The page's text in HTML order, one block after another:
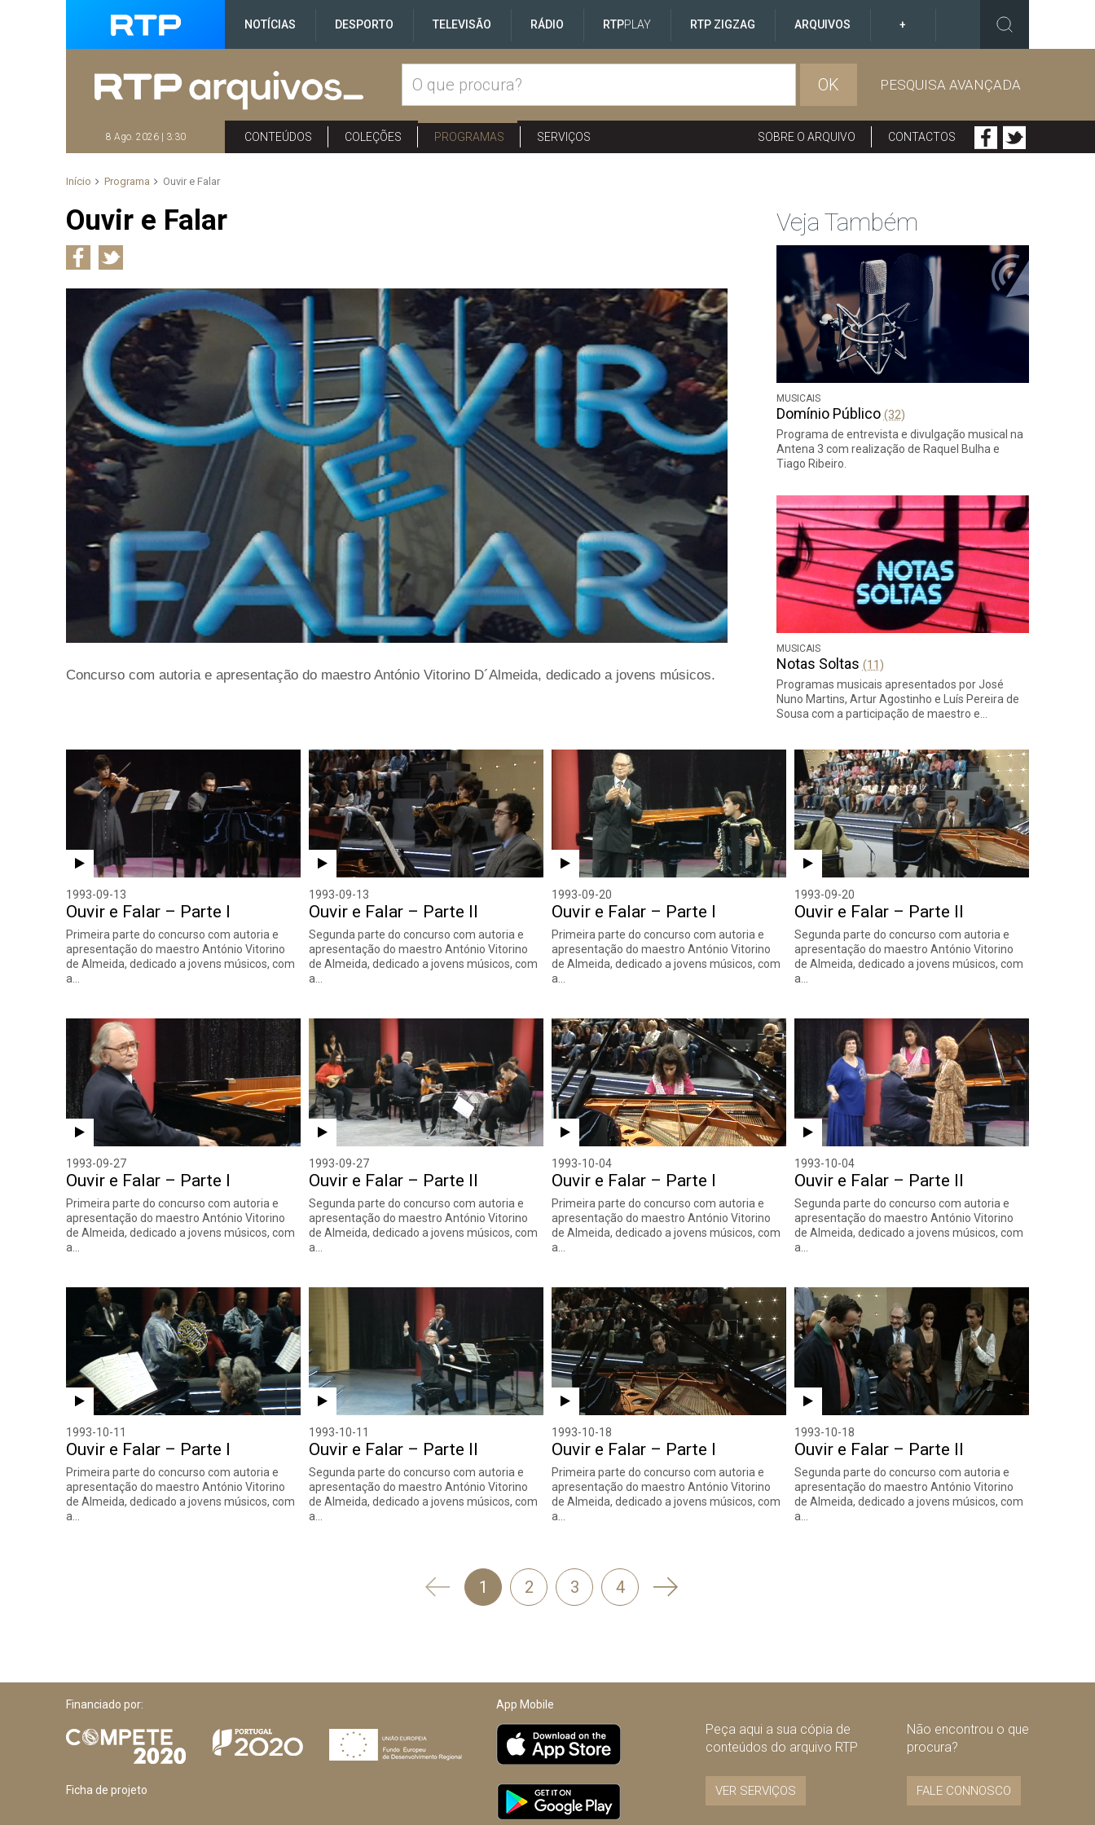
NOTÍCIAS DESPORTO TELEVISÃO RÁDIO RTPPLAY RTP ZIGZAG ARQUIVOS +
OK PESQUISA AVANÇADA
8 Ago. 2026 | 3:30 CONTEÚDOS COLEÇÕES PROGRAMAS SERVIÇOS SOBRE O ARQUIVO CONTACTOS
Início Programa Ouvir e Falar
Ouvir e Falar
Concurso com autoria e apresentação do maestro António Vitorino D´Almeida, dedicado a jovens músicos.
1993-09-13
Ouvir e Falar – Parte I
Primeira parte do concurso com autoria e
apresentação do maestro António Vitorino
de Almeida, dedicado a jovens músicos, com
a…
1993-09-13
Ouvir e Falar – Parte II
Segunda parte do concurso com autoria e
apresentação do maestro António Vitorino
de Almeida, dedicado a jovens músicos, com
a…
1993-09-20
Ouvir e Falar – Parte I
Primeira parte do concurso com autoria e
apresentação do maestro António Vitorino
de Almeida, dedicado a jovens músicos, com
a…
1993-09-20
Ouvir e Falar – Parte II
Segunda parte do concurso com autoria e
apresentação do maestro António Vitorino
de Almeida, dedicado a jovens músicos, com
a…
1993-09-27
Ouvir e Falar – Parte I
Primeira parte do concurso com autoria e
apresentação do maestro António Vitorino
de Almeida, dedicado a jovens músicos, com
a…
1993-09-27
Ouvir e Falar – Parte II
Segunda parte do concurso com autoria e
apresentação do maestro António Vitorino
de Almeida, dedicado a jovens músicos, com
a…
1993-10-04
Ouvir e Falar – Parte I
Primeira parte do concurso com autoria e
apresentação do maestro António Vitorino
de Almeida, dedicado a jovens músicos, com
a…
1993-10-04
Ouvir e Falar – Parte II
Segunda parte do concurso com autoria e
apresentação do maestro António Vitorino
de Almeida, dedicado a jovens músicos, com
a…
1993-10-11
Ouvir e Falar – Parte I
Primeira parte do concurso com autoria e
apresentação do maestro António Vitorino
de Almeida, dedicado a jovens músicos, com
a…
1993-10-11
Ouvir e Falar – Parte II
Segunda parte do concurso com autoria e
apresentação do maestro António Vitorino
de Almeida, dedicado a jovens músicos, com
a…
1993-10-18
Ouvir e Falar – Parte I
Primeira parte do concurso com autoria e
apresentação do maestro António Vitorino
de Almeida, dedicado a jovens músicos, com
a…
1993-10-18
Ouvir e Falar – Parte II
Segunda parte do concurso com autoria e
apresentação do maestro António Vitorino
de Almeida, dedicado a jovens músicos, com
a…
'
1 2 3 4 Seguinte
Veja Também
MUSICAIS
Domínio Público (32)
Programa de entrevista e divulgação musical na
Antena 3 com realização de Raquel Bulha e
Tiago Ribeiro.
MUSICAIS
Notas Soltas (11)
Programas musicais apresentados por José
Nuno Martins, Artur Agostinho e Luís Pereira de
Sousa com a participação de maestro e…
Financiado por:
Ficha de projeto
App Mobile
Peça aqui a sua cópia de
conteúdos do arquivo RTP
VER SERVIÇOS
Não encontrou o que
procura?
FALE CONNOSCO